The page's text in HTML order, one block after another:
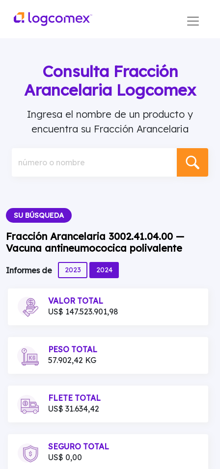
Consulta Fracción
Arancelaria Logcomex
Ingresa el nombre de un producto y
encuentra su Fracción Arancelaria
número o nombre
SU BÚSQUEDA
Fracción Arancelaria 3002.41.04.00 —
Vacuna antineumococica polivalente
Informes de 2023 2024
VALOR TOTAL
US$ 147.523.901,98
PESO TOTAL
57.902,42 KG
FLETE TOTAL
US$ 31.634,42
SEGURO TOTAL
US$ 0,00